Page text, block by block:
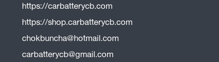
https://carbatterycb.com
https://shop.carbatterycb.com
chokbuncha@hotmail.com
carbatterycb@gmail.com